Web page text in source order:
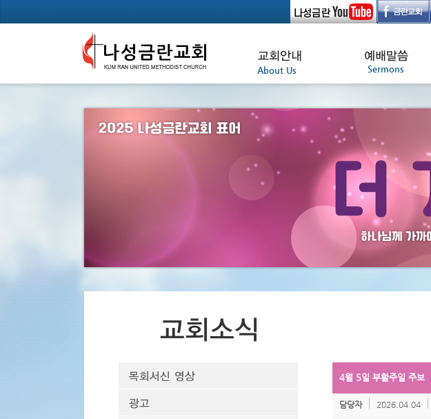
4월 5일 부활주일 주보
담당자 2026.04.04